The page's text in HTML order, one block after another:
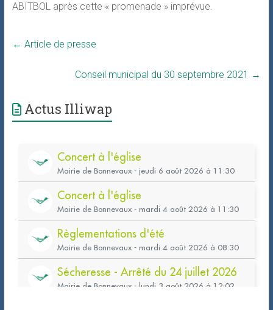
ABITBOL après cette « promenade » imprévue.
← Article de presse
Conseil municipal du 30 septembre 2021 →
Actus Illiwap